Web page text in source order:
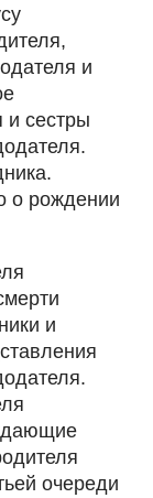
и
и сестры
о рождении
и
очереди